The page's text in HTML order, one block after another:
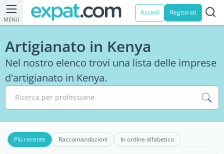
MENU
Accedi Registrati
Artigianato in Kenya
Nel nostro elenco trovi una lista delle imprese
d'artigianato in Kenya.
Ricerca per professione
Più recente Raccomandazioni In ordine alfabetico